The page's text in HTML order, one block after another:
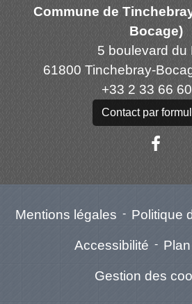
Commune de
Bocage)
5 boulevard du
61800 Tinchebray-
+33 2 33 66
Contact par
Mentions légales - Politique
Accessibilité -
Gestion des